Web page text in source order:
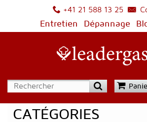
+41 21 588 13 25
Entretien
Dépannage
CATÉGORIES